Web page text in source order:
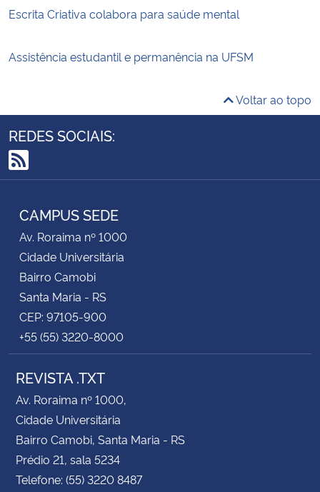
Escrita Criativa colabora para saúde mental
Assistência estudantil e permanência na UFSM
Voltar ao topo
REDES SOCIAIS:
RSS
CAMPUS SEDE
Av. Roraima nº 1000
Cidade Universitária
Bairro Camobi
Santa Maria - RS
CEP: 97105-900
+55 (55) 3220-8000
REVISTA .TXT
Av. Roraima nº 1000,
Cidade Universitária
Bairro Camobi, Santa Maria - RS
Prédio 21, sala 5234
Telefone: (55) 3220 8487